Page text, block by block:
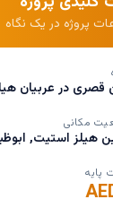
پروژه در یک نگاه
قصری در عربیان
مکانی
هیلز استیت,
پایه